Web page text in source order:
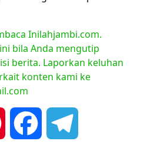
Inilahjambi.com.
bila Anda mengutip
berita. Laporkan keluhan
konten kami ke
Pinterest Facebook